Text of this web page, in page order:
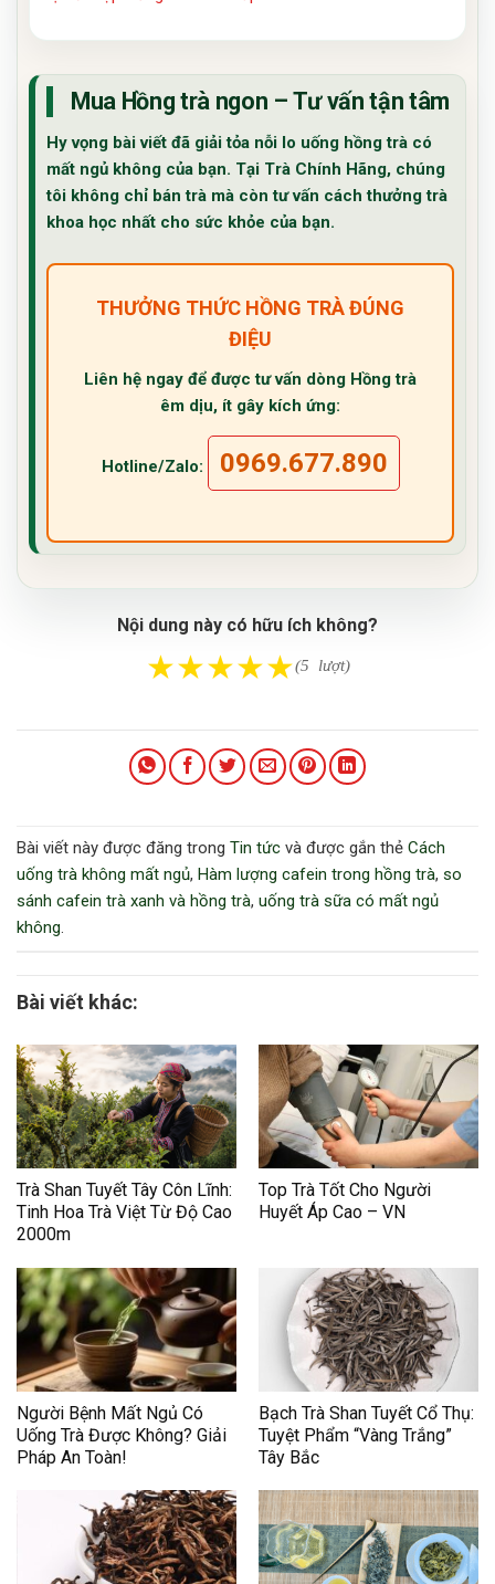
Mua Hồng trà ngon – Tư vấn tận tâm
Hy vọng bài viết đã giải tỏa nỗi lo uống hồng trà có
mất ngủ không của bạn. Tại Trà Chính Hãng, chúng
tôi không chỉ bán trà mà còn tư vấn cách thưởng trà
khoa học nhất cho sức khỏe của bạn.
THƯỞNG THỨC HỒNG TRÀ ĐÚNG
ĐIỆU
Liên hệ ngay để được tư vấn dòng Hồng trà
êm dịu, ít gây kích ứng:
Hotline/Zalo: 0969.677.890
Nội dung này có hữu ích không?
★★★★★(5 lượt)
Bài viết này được đăng trong Tin tức và được gắn thẻ Cách
uống trà không mất ngủ, Hàm lượng cafein trong hồng trà, so
sánh cafein trà xanh và hồng trà, uống trà sữa có mất ngủ
không.
Bài viết khác:
Trà Shan Tuyết Tây Côn Lĩnh:
Tinh Hoa Trà Việt Từ Độ Cao
2000m
Top Trà Tốt Cho Người
Huyết Áp Cao – VN
Người Bệnh Mất Ngủ Có
Uống Trà Được Không? Giải
Pháp An Toàn!
Bạch Trà Shan Tuyết Cổ Thụ:
Tuyệt Phẩm “Vàng Trắng”
Tây Bắc